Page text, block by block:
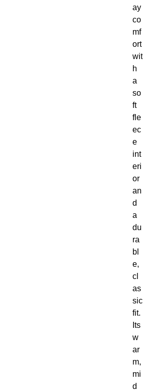
ay
co
mf
ort
wit
h
a
so
ft
fle
ec
e
int
eri
or
an
d
a
du
ra
bl
e,
cl
as
sic
fit.
Its
w
ar
m,
mi
d